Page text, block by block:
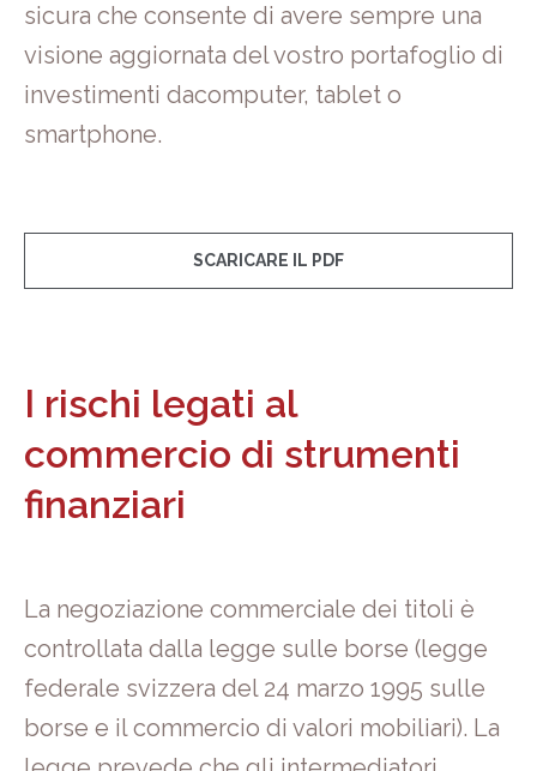
sicura che consente di avere sempre una
visione aggiornata del vostro portafoglio di
investimenti dacomputer, tablet o
smartphone.
SCARICARE IL PDF
I rischi legati al
commercio di strumenti
finanziari
La negoziazione commerciale dei titoli è
controllata dalla legge sulle borse (legge
federale svizzera del 24 marzo 1995 sulle
borse e il commercio di valori mobiliari). La